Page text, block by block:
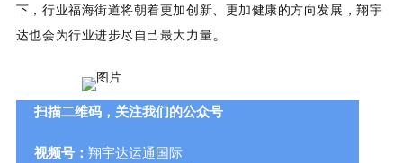
下，行业福海街道将朝着更加创新、更加健康的方向发展，翔宇
达也会为行业进步尽自己最大力量。
扫描二维码，关注我们的公众号
视频号： 翔宇达运通国际